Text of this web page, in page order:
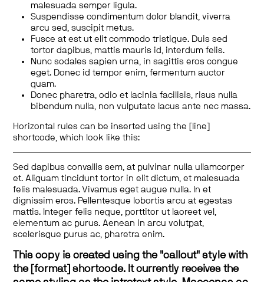
malesuada semper ligula.
Suspendisse condimentum dolor blandit, viverra
arcu sed, suscipit metus.
Fusce at est ut elit commodo tristique. Duis sed
tortor dapibus, mattis mauris id, interdum felis.
Nunc sodales sapien urna, in sagittis eros congue
eget. Donec id tempor enim, fermentum auctor
quam.
Donec pharetra, odio et lacinia facilisis, risus nulla
bibendum nulla, non vulputate lacus ante nec massa.
Horizontal rules can be inserted using the [line]
shortcode, which look like this:
Sed dapibus convallis sem, at pulvinar nulla ullamcorper
et. Aliquam tincidunt tortor in elit dictum, et malesuada
felis malesuada. Vivamus eget augue nulla. In et
dignissim eros. Pellentesque lobortis arcu at egestas
mattis. Integer felis neque, porttitor ut laoreet vel,
elementum ac purus. Aenean in arcu volutpat,
scelerisque purus ac, pharetra enim.
This copy is created using the "callout" style with
the [format] shortcode. It currently receives the